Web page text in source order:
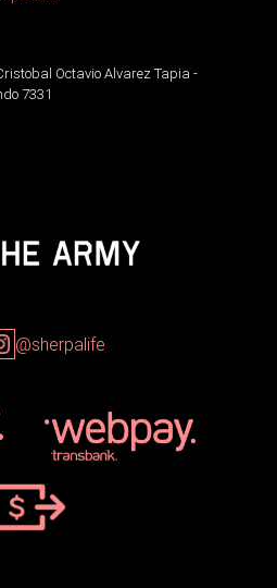
Octavio Alvarez Tapia -
7331
@sherpalife